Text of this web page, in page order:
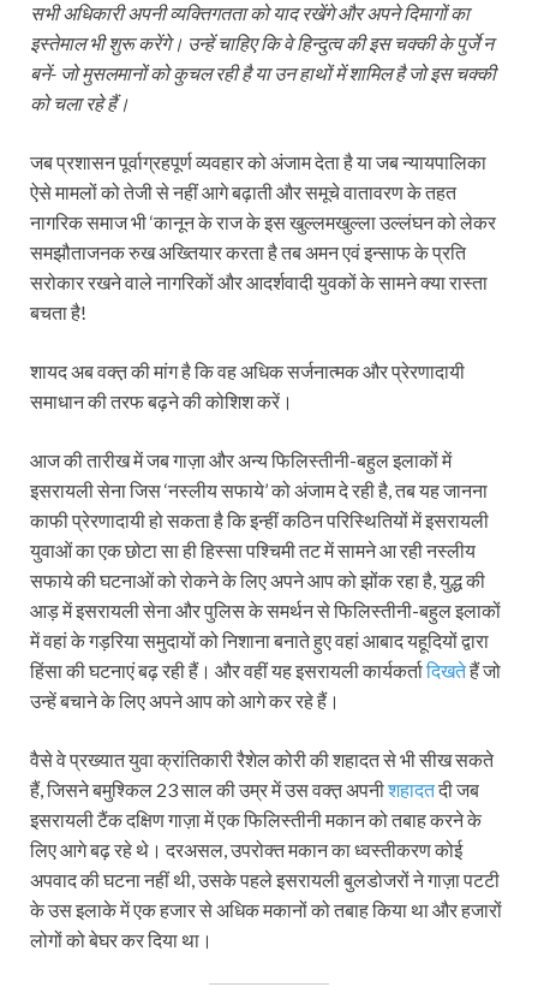
सभी अधिकारी अपनी व्यक्तिगतता को याद रखेंगे और अपने दिमागों का
इस्तेमाल भी शुरू करेंगे। उन्हें चाहिए कि वे हिन्दुत्व की इस चक्की के पुर्जे न
बनें- जो मुसलमानों को कुचल रही है या उन हाथों में शामिल है जो इस चक्की
को चला रहे हैं।
जब प्रशासन पूर्वाग्रहपूर्ण व्यवहार को अंजाम देता है या जब न्यायपालिका
ऐसे मामलों को तेजी से नहीं आगे बढ़ाती और समूचे वातावरण के तहत
नागरिक समाज भी ‘कानून के राज के इस खुल्लमखुल्ला उल्लंघन को लेकर
समझौताजनक रुख अख्तियार करता है तब अमन एवं इन्साफ के प्रति
सरोकार रखने वाले नागरिकों और आदर्शवादी युवकों के सामने क्या रास्ता
बचता है!
शायद अब वक्त़ की मांग है कि वह अधिक सर्जनात्मक और प्रेरणादायी
समाधान की तरफ बढ़ने की कोशिश करें।
आज की तारीख में जब गाज़ा और अन्य फिलिस्तीनी-बहुल इलाकों में
इसरायली सेना जिस ‘नस्लीय सफाये’ को अंजाम दे रही है, तब यह जानना
काफी प्रेरणादायी हो सकता है कि इन्हीं कठिन परिस्थितियों में इसरायली
युवाओं का एक छोटा सा ही हिस्सा पश्चिमी तट में सामने आ रही नस्लीय
सफाये की घटनाओं को रोकने के लिए अपने आप को झोंक रहा है, युद्ध की
आड़ में इसरायली सेना और पुलिस के समर्थन से फिलिस्तीनी-बहुल इलाकों
में वहां के गड़रिया समुदायों को निशाना बनाते हुए वहां आबाद यहूदियों द्वारा
हिंसा की घटनाएं बढ़ रही हैं। और वहीं यह इसरायली कार्यकर्तादिखतेहैं जो
उन्हें बचाने के लिए अपने आप को आगे कर रहे हैं।
वैसे वे प्रख्यात युवा क्रांतिकारी रैशेल कोरी की शहादत से भी सीख सकते
हैं, जिसने बमुश्किल 23 साल की उम्र में उस वक्त़ अपनीशहादतदी जब
इसरायली टैंक दक्षिण गाज़ा में एक फिलिस्तीनी मकान को तबाह करने के
लिए आगे बढ़ रहे थे। दरअसल, उपरोक्त मकान का ध्वस्तीकरण कोई
अपवाद की घटना नहीं थी, उसके पहले इसरायली बुलडोजरों ने गाज़ा पटटी
के उस इलाके में एक हजार से अधिक मकानों को तबाह किया था और हजारों
लोगों को बेघर कर दिया था।